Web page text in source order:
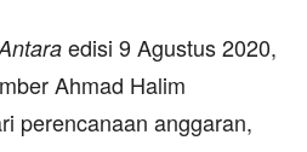
edisi 9 Agustus 2020,
Ahmad Halim
perencanaan anggaran,